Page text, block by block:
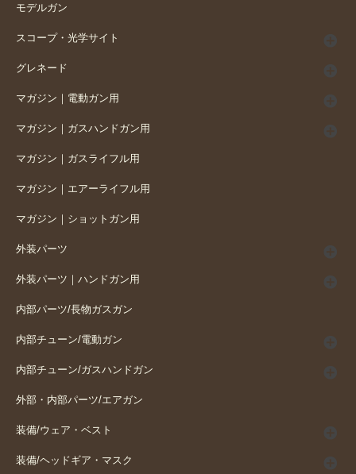
モデルガン
スコープ・光学サイト
グレネード
マガジン｜電動ガン用
マガジン｜ガスハンドガン用
マガジン｜ガスライフル用
マガジン｜エアーライフル用
マガジン｜ショットガン用
外装パーツ
外装パーツ｜ハンドガン用
内部パーツ/長物ガスガン
内部チューン/電動ガン
内部チューン/ガスハンドガン
外部・内部パーツ/エアガン
装備/ウェア・ベスト
装備/ヘッドギア・マスク